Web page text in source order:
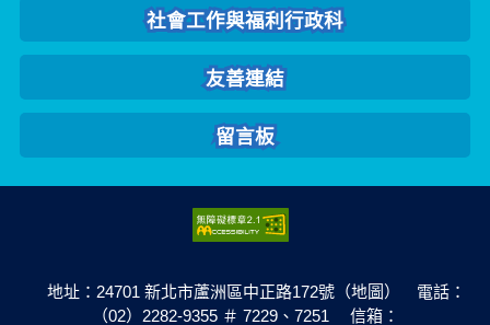
社會工作與福利行政科
友善連結
留言板
地址：24701 新北市蘆洲區中正路172號（地圖） 電話：
（02）2282-9355 ＃ 7229、7251 信箱：